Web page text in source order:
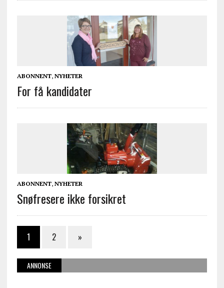
ABONNENT, NYHETER
For få kandidater
ABONNENT, NYHETER
Snøfresere ikke forsikret
1 2 »
ANNONSE